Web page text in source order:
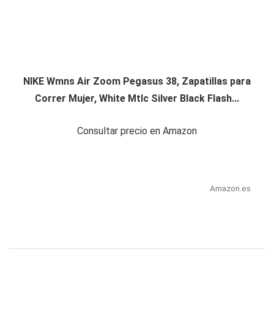
NIKE Wmns Air Zoom Pegasus 38, Zapatillas para
Correr Mujer, White Mtlc Silver Black Flash...
Consultar precio en Amazon
Amazon.es